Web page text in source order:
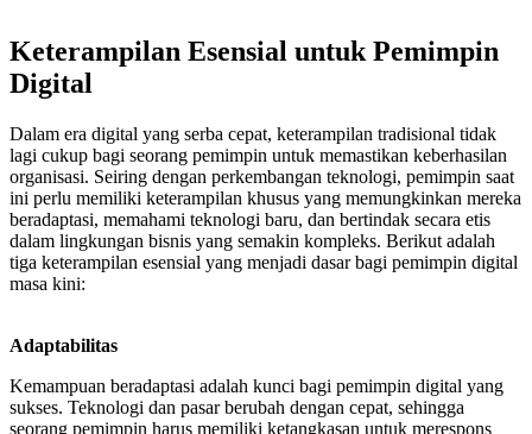
Keterampilan Esensial untuk Pemimpin
Digital
Dalam era digital yang serba cepat, keterampilan tradisional tidak
lagi cukup bagi seorang pemimpin untuk memastikan keberhasilan
organisasi. Seiring dengan perkembangan teknologi, pemimpin saat
ini perlu memiliki keterampilan khusus yang memungkinkan mereka
beradaptasi, memahami teknologi baru, dan bertindak secara etis
dalam lingkungan bisnis yang semakin kompleks. Berikut adalah
tiga keterampilan esensial yang menjadi dasar bagi pemimpin digital
masa kini:
Adaptabilitas
Kemampuan beradaptasi adalah kunci bagi pemimpin digital yang
sukses. Teknologi dan pasar berubah dengan cepat, sehingga
seorang pemimpin harus memiliki ketangkasan untuk merespons